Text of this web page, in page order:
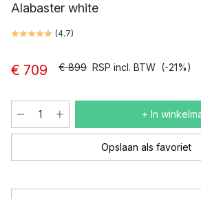
Alabaster white
(4.7)
€ 709 € 899 RSP incl. BTW (-21%)
+ In
Opslaan als favoriet